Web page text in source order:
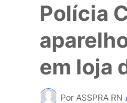
Polícia
em loja
Por ASSPRA RN